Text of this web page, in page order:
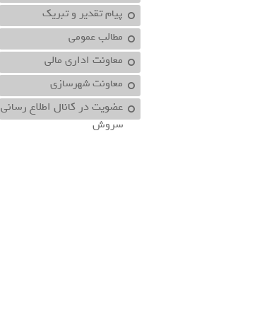
پیام تقدیر و تبریک
مطالب عمومی
معاونت اداري مالي
معاونت شهرسازي
عضویت در کانال اطلاع رسانی
سروش